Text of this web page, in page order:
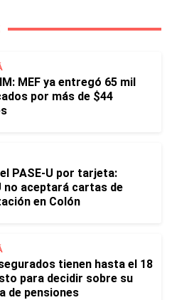
MEF ya entregó 65 mil
por más de $44
PASE-U por tarjeta:
no aceptará cartas de
en Colón
tienen hasta el 18
para decidir sobre su
de pensiones